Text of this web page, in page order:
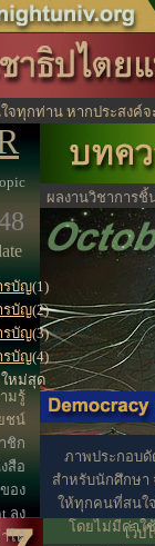
ทุกท่าน หากประสงค์
ผลงานวิชาการ
ประโยชน์ทางวิช
เว็ป
ภาพประกอบดั
สำหรับนักศึกษา
ให้ทุกคนที่สนใ
โดยไม่มีค่าใ
รบัญ(1)
รบัญ(2)
รบัญ(3)
รบัญ(4)
หม่สุด
มรู้
ชน์
ชิก
สือ
อง
ลง
ได้